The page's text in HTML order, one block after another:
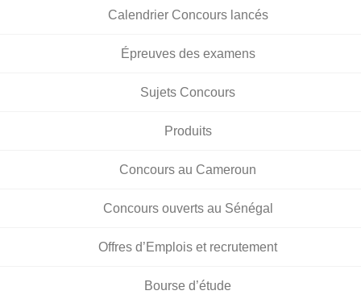
Calendrier Concours lancés
Épreuves des examens
Sujets Concours
Produits
Concours au Cameroun
Concours ouverts au Sénégal
Offres d’Emplois et recrutement
Bourse d’étude